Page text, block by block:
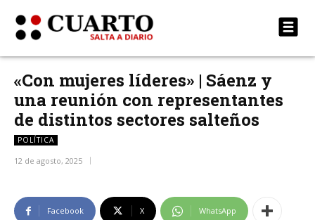
«Con mujeres líderes» | Sáenz y
una reunión con representantes
de distintos sectores salteños
POLÍTICA
12 de agosto, 2025
Facebook X WhatsApp